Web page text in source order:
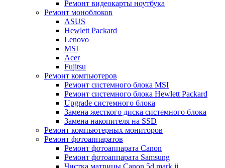
Ремонт видеокарты ноутбука
Ремонт моноблоков
ASUS
Hewlett Packard
Lenovo
MSI
Acer
Fujitsu
Ремонт компьютеров
Ремонт системного блока MSI
Ремонт системного блока Hewlett Packard
Upgrade системного блока
Замена жесткого диска системного блока
Замена накопителя на SSD
Ремонт компьютерных мониторов
Ремонт фотоаппаратов
Ремонт фотоаппарата Canon
Ремонт фотоаппарата Samsung
Чистка матрицы Canon 5d mark ii